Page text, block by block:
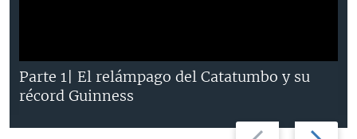
Previous Next
Parte 1| El relámpago del Catatumbo y su
récord Guinness